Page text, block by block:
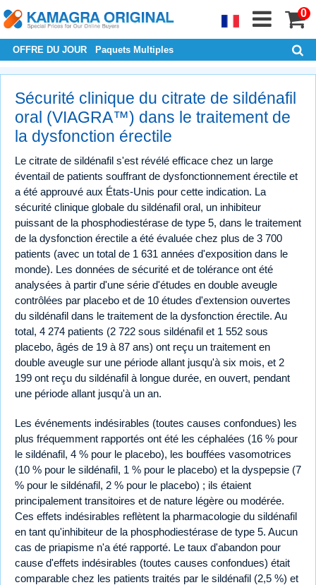
0
OFFRE DU JOUR Paquets Multiples
Sécurité clinique du citrate de sildénafil
oral (VIAGRA™) dans le traitement de
la dysfonction érectile
Le citrate de sildénafil s'est révélé efficace chez un large
éventail de patients souffrant de dysfonctionnement érectile et
a été approuvé aux États-Unis pour cette indication. La
sécurité clinique globale du sildénafil oral, un inhibiteur
puissant de la phosphodiestérase de type 5, dans le traitement
de la dysfonction érectile a été évaluée chez plus de 3 700
patients (avec un total de 1 631 années d'exposition dans le
monde). Les données de sécurité et de tolérance ont été
analysées à partir d'une série d'études en double aveugle
contrôlées par placebo et de 10 études d'extension ouvertes
du sildénafil dans le traitement de la dysfonction érectile. Au
total, 4 274 patients (2 722 sous sildénafil et 1 552 sous
placebo, âgés de 19 à 87 ans) ont reçu un traitement en
double aveugle sur une période allant jusqu'à six mois, et 2
199 ont reçu du sildénafil à longue durée, en ouvert, pendant
une période allant jusqu'à un an.
Les événements indésirables (toutes causes confondues) les
plus fréquemment rapportés ont été les céphalées (16 % pour
le sildénafil, 4 % pour le placebo), les bouffées vasomotrices
(10 % pour le sildénafil, 1 % pour le placebo) et la dyspepsie (7
% pour le sildénafil, 2 % pour le placebo) ; ils étaient
principalement transitoires et de nature légère ou modérée.
Ces effets indésirables reflètent la pharmacologie du sildénafil
en tant qu'inhibiteur de la phosphodiestérase de type 5. Aucun
cas de priapisme n'a été rapporté. Le taux d'abandon pour
cause d'effets indésirables (toutes causes confondues) était
comparable chez les patients traités par le sildénafil (2,5 %) et